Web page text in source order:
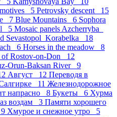
motives 5 Petrovsky descent 15
7 Blue Mountains 6 Sophora
5 Mosaic panels Azcherryba
Sevastopol_Korabelka 18
6 Horses in the meadow 8
of Rostov-on-Don 12
Orun-Baksan River 9
Август 12 Переводя в
11 Железнодорожное
напрасно 8 Букеты 6 Хурма
воздам 3 Памяти хорошего
Хмурое и снежное утро 5